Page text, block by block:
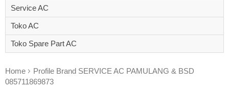
Service AC
Toko AC
Toko Spare Part AC
Home
Profile Brand SERVICE AC PAMULANG & BSD
085711869873